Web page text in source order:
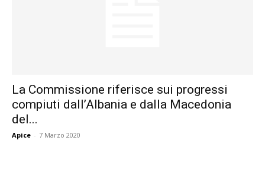
La Commissione riferisce sui progressi
compiuti dall’Albania e dalla Macedonia
del...
Apice - 7 Marzo 2020